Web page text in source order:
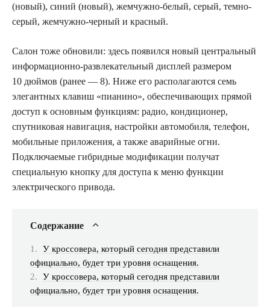
(новый), синий (новый), жемчужно-белый, серый, темно-
серый, жемчужно-черный и красный.
Салон тоже обновили: здесь появился новый центральный
информационно-развлекательный дисплей размером
10 дюймов (ранее — 8). Ниже его располагаются семь
элегантных клавиш «пианино», обеспечивающих прямой
доступ к основным функциям: радио, кондиционер,
спутниковая навигация, настройки автомобиля, телефон,
мобильные приложения, а также аварийные огни.
Подключаемые гибридные модификации получат
специальную кнопку для доступа к меню функции
электрического привода.
Содержание
У кроссовера, который сегодня представили
официально, будет три уровня оснащения.
У кроссовера, который сегодня представили
официально, будет три уровня оснащения.